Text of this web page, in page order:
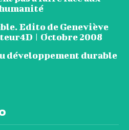
Edito de Geneviève
| Octobre 2008
développement durable